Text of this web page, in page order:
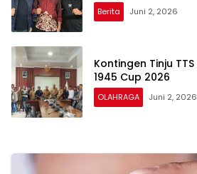
Berita Juni 2, 2026
Kontingen Tinju
1945 Cup 2026
OLAHRAGA Juni 2, 2026